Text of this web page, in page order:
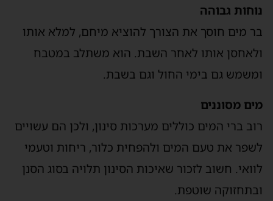
נוחות גבוהה
בר מים חוסך את הצורך להוציא מיחם, למלא אותו
ולאחסן אותו לאחר השבת. הוא משתלב במטבח
ומשמש גם בימי החול וגם בשבת.
מים מסוננים
רוב ברי המים כוללים מערכות סינון, ולכן הם עשויים
לשפר את טעם המים ולהפחית כלור, ריחות וטעמי
לוואי. חשוב לזכור שאיכות הסינון תלויה בסוג הסנן
ובתחזוקה שוטפת.